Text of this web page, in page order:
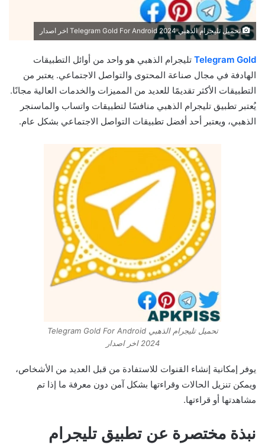
تحميل تليجرام الذهبي Telegram Gold For Android 2024 اخر اصدار
Telegram Gold تليجرام الذهبي هو واحد من أوائل التطبيقات
الهادفة في مجال صناعة المحتوى والتواصل الاجتماعي. يعتبر من
التطبيقات الأكثر تقديمًا للعديد من المميزات والخدمات العالية مجانًا.
يُعتبر تطبيق تليجرام الذهبي منافسًا لتطبيقات واتساب والماسنجر
الذهبي، ويعتبر أحد أفضل تطبيقات التواصل الاجتماعي بشكل عام.
تحميل تليجرام الذهبي Telegram Gold For Android
2024 اخر اصدار
يوفر إمكانية إنشاء القنوات للاستفادة من قبل العديد من الأشخاص،
ويمكن تنزيل الحالات وقراءتها بشكل آمن دون معرفة ما إذا تم
مشاهدتها أو قراءتها.
نبذة مختصرة عن تطبيق تليجرام